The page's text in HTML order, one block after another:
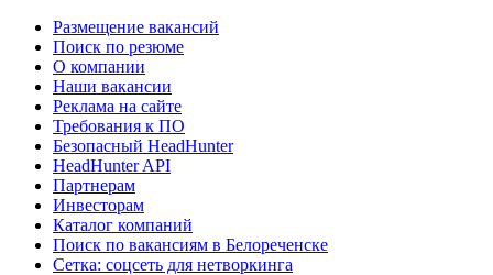
Размещение вакансий
Поиск по резюме
О компании
Наши вакансии
Реклама на сайте
Требования к ПО
Безопасный HeadHunter
HeadHunter API
Партнерам
Инвесторам
Каталог компаний
Поиск по вакансиям в Белореченске
Сетка: соцсеть для нетворкинга